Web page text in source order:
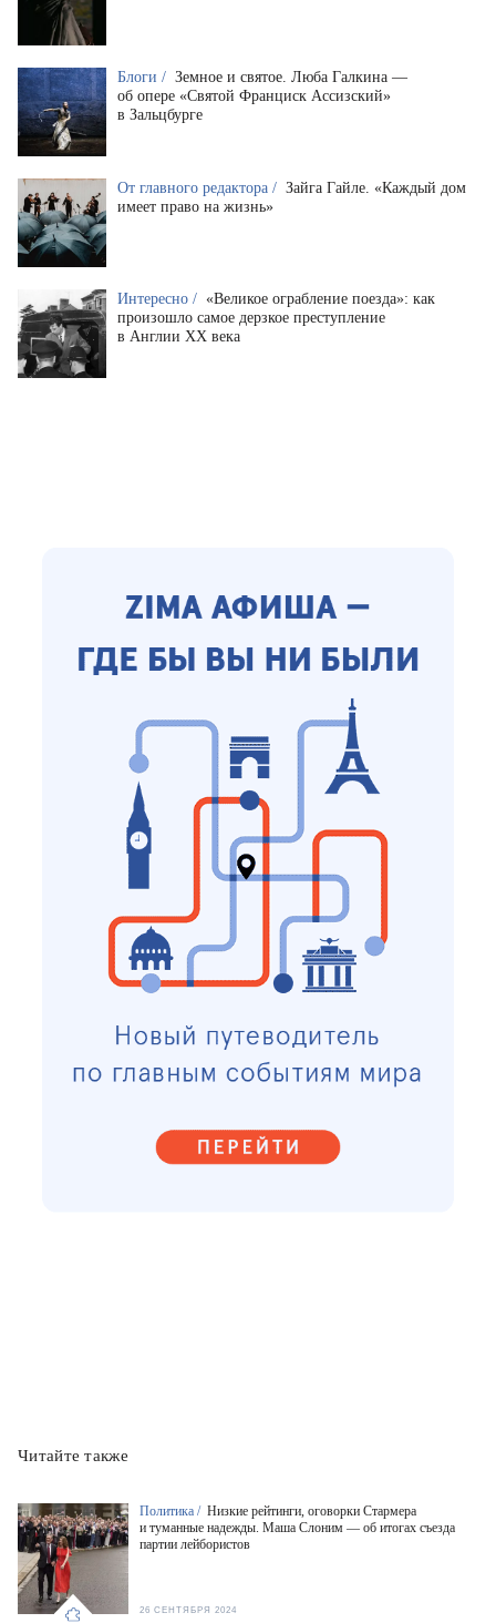
Блоги / Земное и святое. Люба Галкина —
об опере «Святой Франциск Ассизский»
в Зальцбурге
От главного редактора / Зайга Гайле. «Каждый дом
имеет право на жизнь»
Интересно / «Великое ограбление поезда»: как
произошло самое дерзкое преступление
в Англии XX века
Читайте также
Политика / Низкие рейтинги, оговорки Стармера
и туманные надежды. Маша Слоним — об итогах съезда
партии лейбористов
26 СЕНТЯБРЯ 2024